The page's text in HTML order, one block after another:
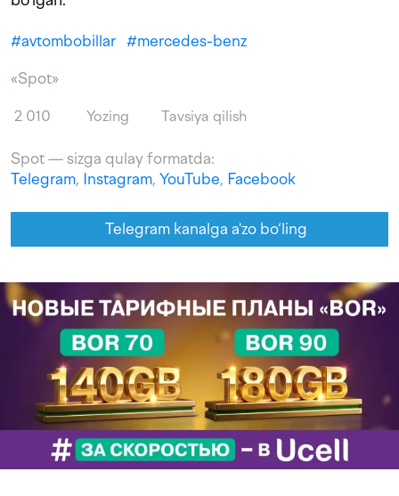
#avtombobillar #mercedes-benz
«Spot»
2 010 Yozing Tavsiya qilish
Spot — sizga qulay formatda:
Telegram, Instagram, YouTube, Facebook
Telegram kanalga a'zo bo‘ling